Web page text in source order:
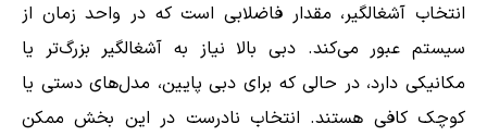
انتخاب آشغالگیر، مقدار فاضلابی است که در واحد زمان از
سیستم عبور می‌کند. دبی بالا نیاز به آشغالگیر بزرگ‌تر یا
مکانیکی دارد، در حالی که برای دبی پایین، مدل‌های دستی یا
کوچک کافی هستند. انتخاب نادرست در این بخش ممکن